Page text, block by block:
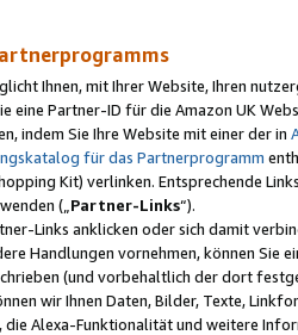
Ihnen, mit Ihrer Website, Ihren
eine Partner-ID für die Amazon UK
indem Sie Ihre Website mit einer der in
für das Partnerprogramm
Kit) verlinken. Entsprechende
(„ Partner-Links“).
Links anklicken oder sich damit
Handlungen vornehmen, können Sie
(und vorbehaltlich der dort
wir Ihnen Daten, Bilder, Texte,
Alexa-Funktionalität und weitere